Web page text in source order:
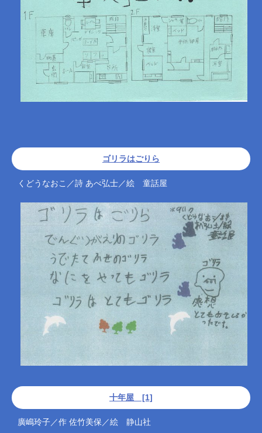
ゴリラはごりら
くどうなおこ／詩 あべ弘士／絵 童話屋
十年屋 [1]
廣嶋玲子／作 佐竹美保／絵 静山社